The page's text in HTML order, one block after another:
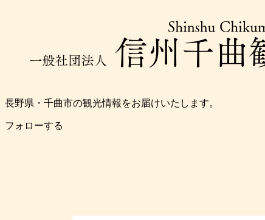
長野県・千曲市の観光情報をお届けいたします。
フォローする